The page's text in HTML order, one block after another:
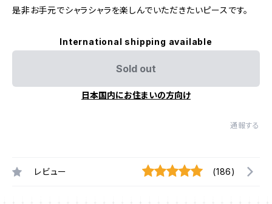
是非お手元でシャラシャラを楽しんでいただきたいピースです。
International shipping available
Sold out
日本国内にお住まいの方向け
通報する
レビュー (186)